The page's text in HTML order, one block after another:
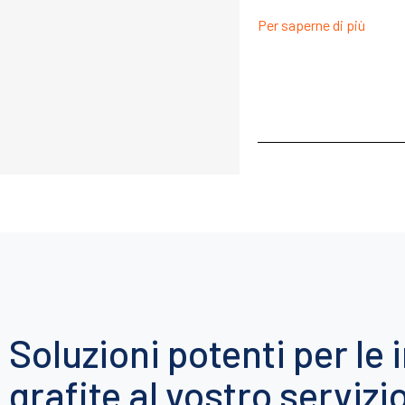
Per saperne di più
Soluzioni potenti per
grafite al vostro